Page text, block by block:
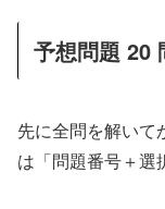
予想問題 20
先に全問を解いて
は「問題番号＋選